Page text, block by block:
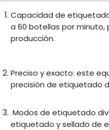
Capacidad de
a 60 botellas por
producción.
Preciso y exacto: este
precisión de etiquetado
Modos de etiquetado
etiquetado y sellado de